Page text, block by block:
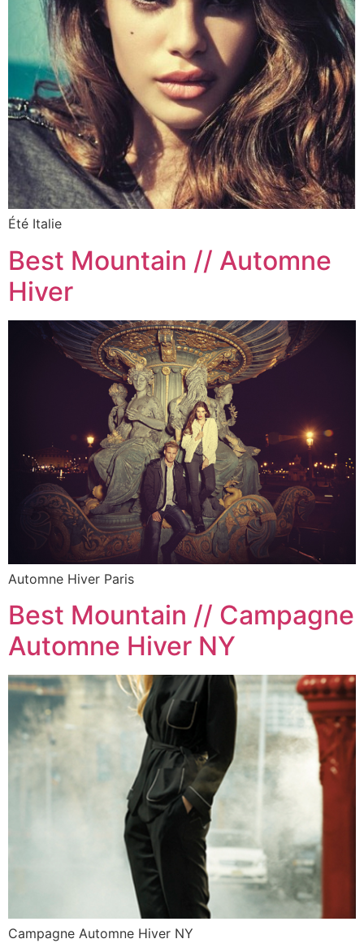
Été Italie
Best Mountain // Automne
Hiver
Automne Hiver Paris
Best Mountain // Campagne
Automne Hiver NY
Campagne Automne Hiver NY